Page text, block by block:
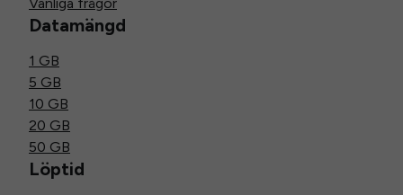
Datamängd
1 GB
5 GB
10 GB
20 GB
50 GB
Löptid